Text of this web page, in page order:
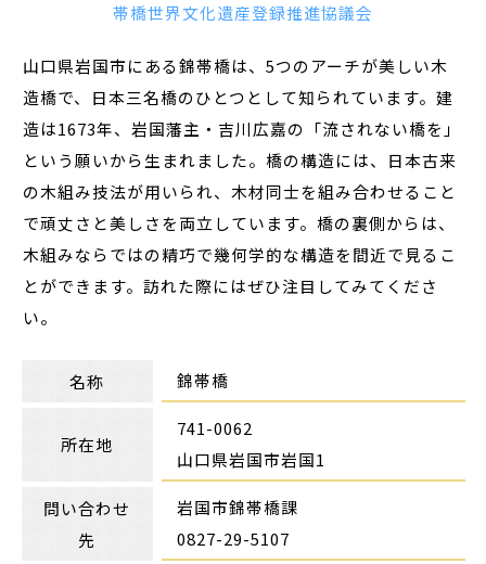
帯橋世界文化遺産登録推進協議会
山口県岩国市にある錦帯橋は、5つのアーチが美しい木
造橋で、日本三名橋のひとつとして知られています。建
造は1673年、岩国藩主・吉川広嘉の「流されない橋を」
という願いから生まれました。橋の構造には、日本古来
の木組み技法が用いられ、木材同士を組み合わせること
で頑丈さと美しさを両立しています。橋の裏側からは、
木組みならではの精巧で幾何学的な構造を間近で見るこ
とができます。訪れた際にはぜひ注目してみてくださ
い。
名称 錦帯橋
所在地
741-0062
山口県岩国市岩国1
問い合わせ
先
岩国市錦帯橋課
0827-29-5107